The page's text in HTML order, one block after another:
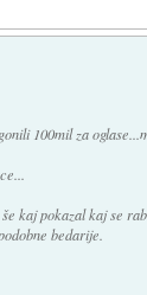
100mil za
kaj pokazal kaj se
bedarije.